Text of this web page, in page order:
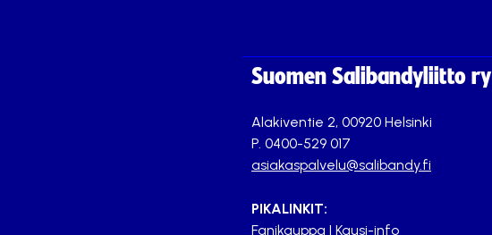
Suomen Salibandyliitto ry
Alakiventie 2, 00920 Helsinki
P. 0400-529 017
asiakaspalvelu@salibandy.fi
PIKALINKIT:
Fanikauppa | Kausi-info